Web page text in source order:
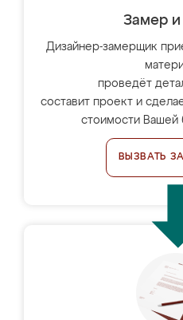
Замер и
Дизайнер-замерщик
проведёт
составит проект и
стоимости Вашей
ВЫЗВАТЬ